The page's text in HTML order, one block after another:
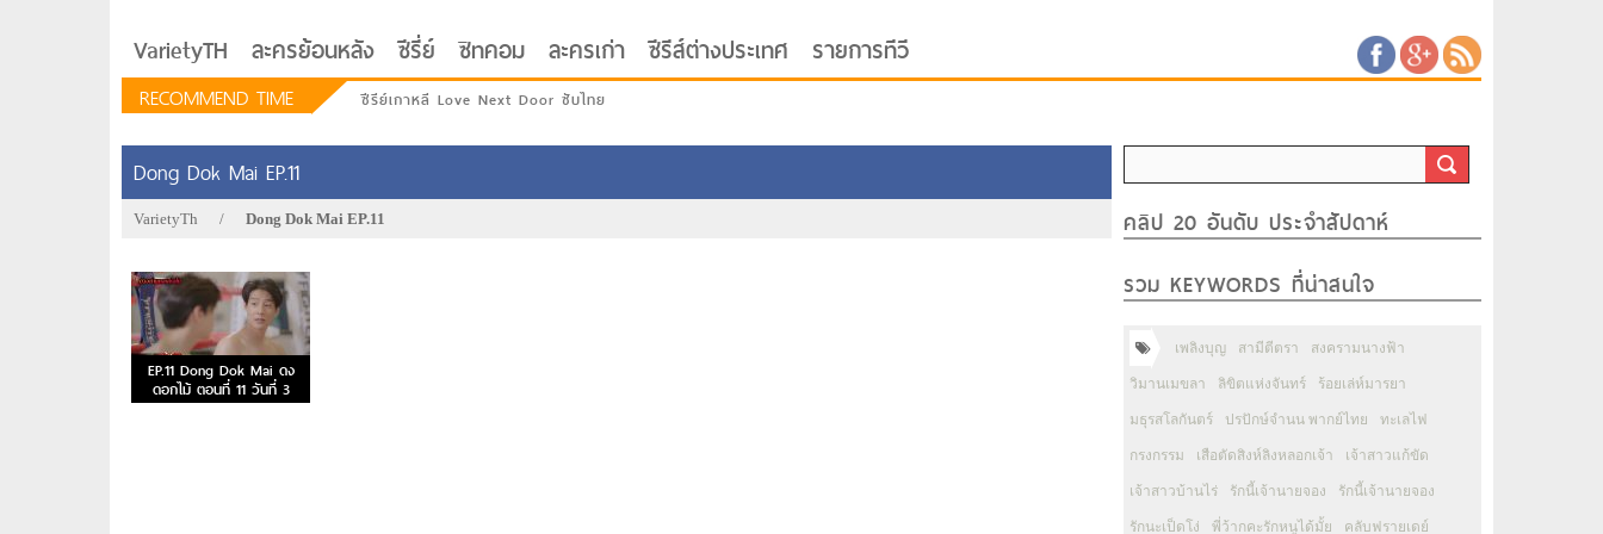
VarietyTH ละครย้อนหลัง ซีรี่ย์ ซิทคอม ละครเก่า ซีรีส์ต่างประเทศ รายการทีวี
RECOMMEND TIME ซีรีย์เกาหลี Love Next Door ซับไทย
Dong Dok Mai EP.11
VarietyTh / Dong Dok Mai EP.11
EP.11 Dong Dok Mai ดง
ดอกไม้ ตอนที่ 11 วันที่ 3
ม.ค.66
คลิป 20 อันดับ ประจำสัปดาห์
รวม KEYWORDS ที่น่าสนใจ
เพลิงบุญ สามีตีตรา สงครามนางฟ้า
วิมานเมขลา ลิขิตแห่งจันทร์ ร้อยเล่ห์มารยา
มธุรสโลกันตร์ ปรปักษ์จำนน พากย์ไทย ทะเลไฟ
กรงกรรม เสือตัดสิงห์ลิงหลอกเจ้า เจ้าสาวแก้ขัด
เจ้าสาวบ้านไร่ รักนี้เจ้านายจอง รักนี้เจ้านายจอง
รักนะเป็ดโง่ พี่ว้ากคะรักหนูได้มั้ย คลับฟรายเดย์